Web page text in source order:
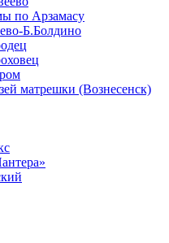
по Арзамасу
Б.Болдино
матрешки (Вознесенск)